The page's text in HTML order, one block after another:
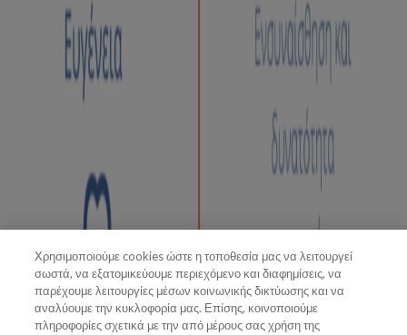
Χρησιμοποιούμε cookies ώστε η τοποθεσία μας να λειτουργεί
σωστά, να εξατομικεύουμε περιεχόμενο και διαφημίσεις, να
παρέχουμε λειτουργίες μέσων κοινωνικής δικτύωσης και να
αναλύουμε την κυκλοφορία μας. Επίσης, κοινοποιούμε
πληροφορίες σχετικά με την από μέρους σας χρήση της